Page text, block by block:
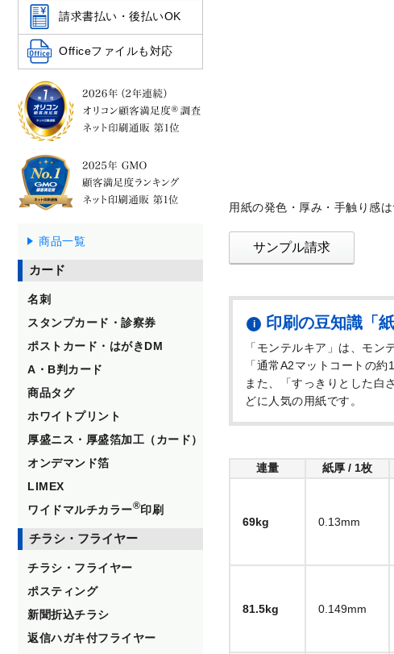
請求書払い・後払いOK
Officeファイルも対応
商品一覧
カード
名刺
スタンプカード・診察券
ポストカード・はがきDM
A・B判カード
商品タグ
ホワイトプリント
厚盛ニス・厚盛箔加工（カード）
オンデマンド箔
LIMEX
ワイドマルチカラー®印刷
チラシ・フライヤー
チラシ・フライヤー
ポスティング
新聞折込チラシ
返信ハガキ付フライヤー
用紙の発色・厚み・手触り感
サンプル請求
印刷の豆知識「
「モンテルキア」は、モン
「通常A2マットコートの
また、「すっきりとした白
どに人気の用紙です。
連量 紙厚 / 1枚
69kg 0.13mm
81.5kg 0.149mm